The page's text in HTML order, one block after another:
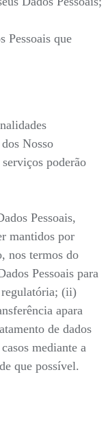
Pessoais que
Nosso
poderão
Pessoais,
mantidos por
nos termos do
Pessoais para
(ii)
apara
de dados
mediante a
que possível.